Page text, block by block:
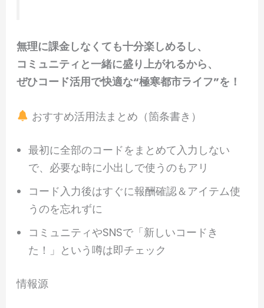
無理に課金しなくても十分楽しめるし、
コミュニティと一緒に盛り上がれるから、
ぜひコード活用で快適な“極寒都市ライフ”を！
おすすめ活用法まとめ（箇条書き）
最初に全部のコードをまとめて入力しない
で、必要な時に小出しで使うのもアリ
コード入力後はすぐに報酬確認＆アイテム使
うのを忘れずに
コミュニティやSNSで「新しいコードき
た！」という噂は即チェック
情報源